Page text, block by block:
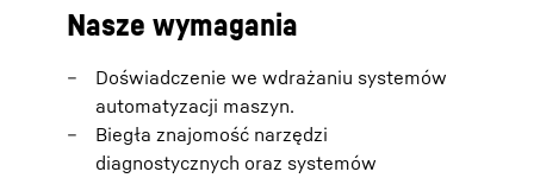
Nasze wymagania
Doświadczenie we wdrażaniu systemów
automatyzacji maszyn.
Biegła znajomość narzędzi
diagnostycznych oraz systemów